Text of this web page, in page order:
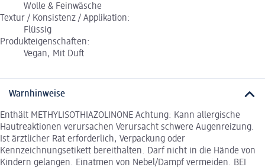
Wolle & Feinwäsche
Textur / Konsistenz / Applikation:
Flüssig
Produkteigenschaften:
Vegan, Mit Duft
Warnhinweise
Enthält METHYLISOTHIAZOLINONE Achtung: Kann allergische
Hautreaktionen verursachen Verursacht schwere Augenreizung.
Ist ärztlicher Rat erforderlich, Verpackung oder
Kennzeichnungsetikett bereithalten. Darf nicht in die Hände von
Kindern gelangen. Einatmen von Nebel/Dampf vermeiden. BEI